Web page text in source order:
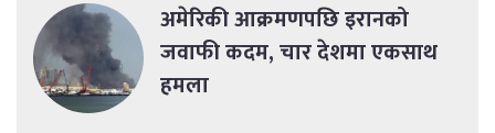
अमेरिकी आक्रमणपछि इरानको
जवाफी कदम, चार देशमा एकसाथ
हमला